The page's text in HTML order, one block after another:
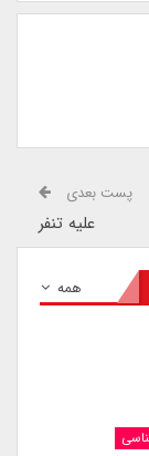
پست بعدی
علیه تنفر
همه